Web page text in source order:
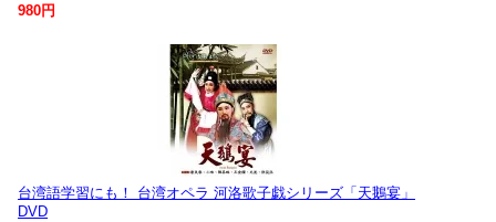
980円
台湾語学習にも！ 台湾オペラ 河洛歌子戯シリーズ「天鵝宴」
DVD